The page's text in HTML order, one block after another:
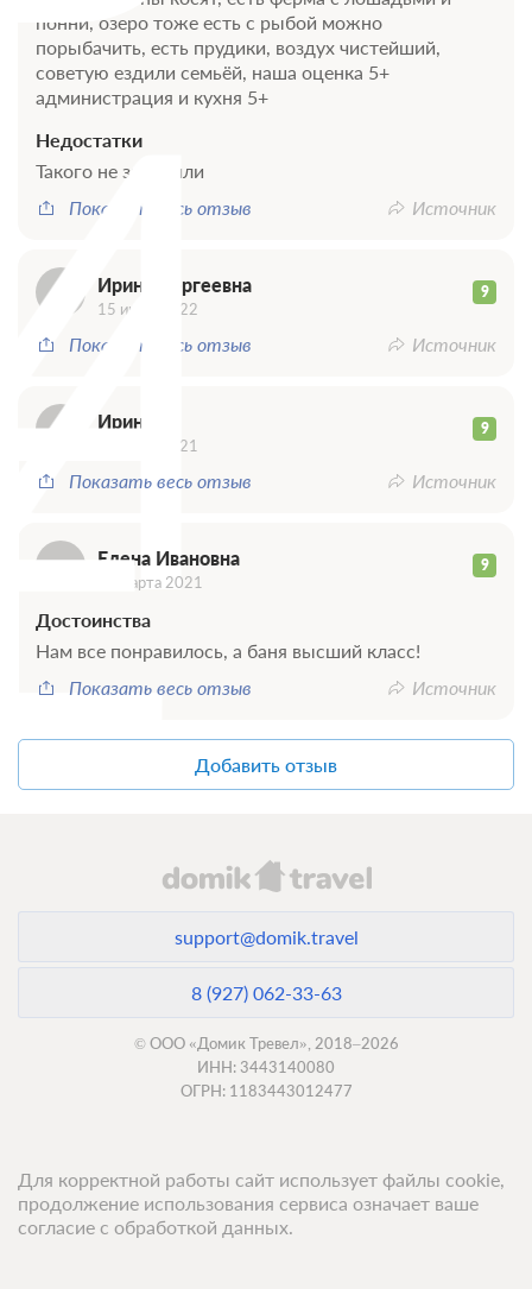
понни, озеро тоже есть с рыбой можно
порыбачить, есть прудики, воздух чистейший,
советую ездили семьёй, наша оценка 5+
администрация и кухня 5+
Недостатки
Такого не заметили
Показать весь отзыв
Источник
Ирина Сергеевна 9
15 июля 2022
Показать весь отзыв Источник
Ирина 9
31 июля 2021
Показать весь отзыв Источник
Елена Ивановна 9
01 марта 2021
Достоинства
Нам все понравилось, а баня высший класс!
Показать весь отзыв
Источник
Добавить отзыв
support@domik.travel
8 (927) 062-33-63
© ООО «Домик Тревел», 2018–2026
ИНН: 3443140080
ОГРН: 1183443012477
Для корректной работы сайт использует файлы cookie,
продолжение использования сервиса означает ваше
согласие с обработкой данных.